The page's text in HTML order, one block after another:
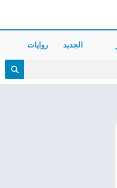
الجديد روايات